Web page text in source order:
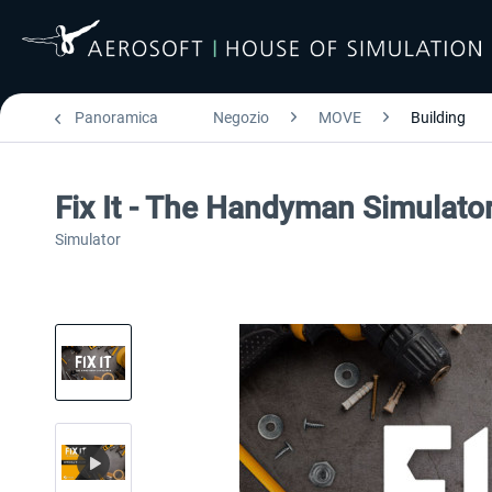
Panoramica Negozio MOVE Building
Fix It - The Handyman
Simulator